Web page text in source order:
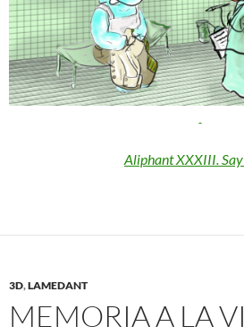
Aliphant XXXIII.
3D,LAMEDANT
MEMORIA A LA